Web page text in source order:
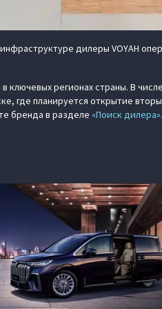
дилеры VOYAH
ключевых регионах страны. В
где планируется открытие
бренда в разделе «Поиск дилера».